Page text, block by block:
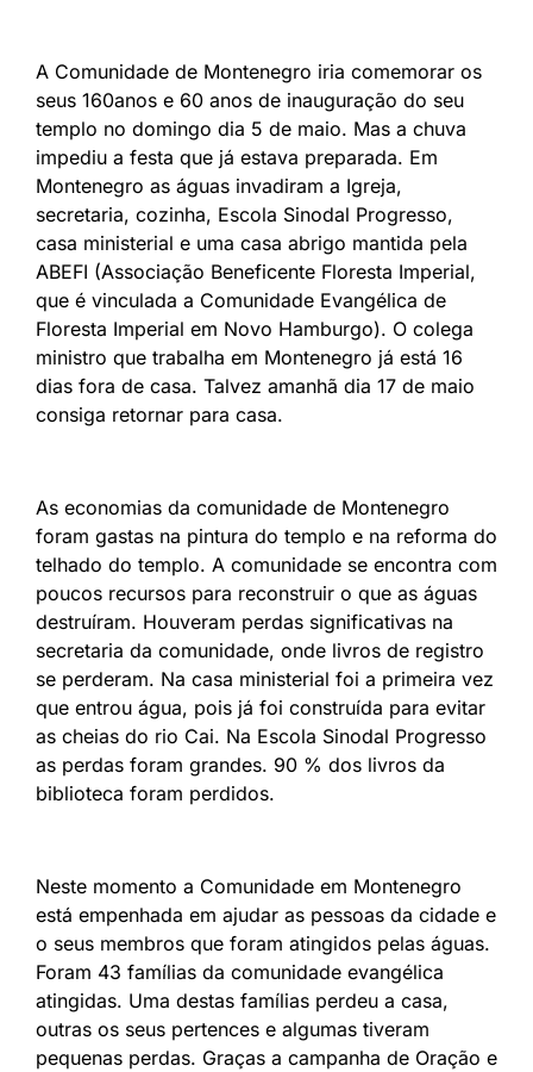
A Comunidade de Montenegro iria comemorar os
seus 160anos e 60 anos de inauguração do seu
templo no domingo dia 5 de maio. Mas a chuva
impediu a festa que já estava preparada. Em
Montenegro as águas invadiram a Igreja,
secretaria, cozinha, Escola Sinodal Progresso,
casa ministerial e uma casa abrigo mantida pela
ABEFI (Associação Beneficente Floresta Imperial,
que é vinculada a Comunidade Evangélica de
Floresta Imperial em Novo Hamburgo). O colega
ministro que trabalha em Montenegro já está 16
dias fora de casa. Talvez amanhã dia 17 de maio
consiga retornar para casa.
As economias da comunidade de Montenegro
foram gastas na pintura do templo e na reforma do
telhado do templo. A comunidade se encontra com
poucos recursos para reconstruir o que as águas
destruíram. Houveram perdas significativas na
secretaria da comunidade, onde livros de registro
se perderam. Na casa ministerial foi a primeira vez
que entrou água, pois já foi construída para evitar
as cheias do rio Cai. Na Escola Sinodal Progresso
as perdas foram grandes. 90 % dos livros da
biblioteca foram perdidos.
Neste momento a Comunidade em Montenegro
está empenhada em ajudar as pessoas da cidade e
o seus membros que foram atingidos pelas águas.
Foram 43 famílias da comunidade evangélica
atingidas. Uma destas famílias perdeu a casa,
outras os seus pertences e algumas tiveram
pequenas perdas. Graças a campanha de Oração e